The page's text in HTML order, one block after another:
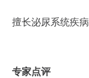
擅长泌尿系统疾
专家点评